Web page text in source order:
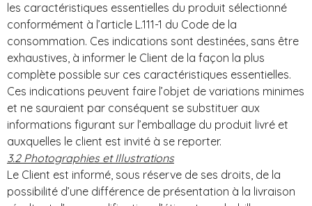
les caractéristiques essentielles du produit sélectionné
conformément à l’article L.111-1 du Code de la
consommation. Ces indications sont destinées, sans être
exhaustives, à informer le Client de la façon la plus
complète possible sur ces caractéristiques essentielles.
Ces indications peuvent faire l’objet de variations minimes
et ne sauraient par conséquent se substituer aux
informations figurant sur l’emballage du produit livré et
auxquelles le client est invité à se reporter.
3.2 Photographies et Illustrations
Le Client est informé, sous réserve de ses droits, de la
possibilité d’une différence de présentation à la livraison